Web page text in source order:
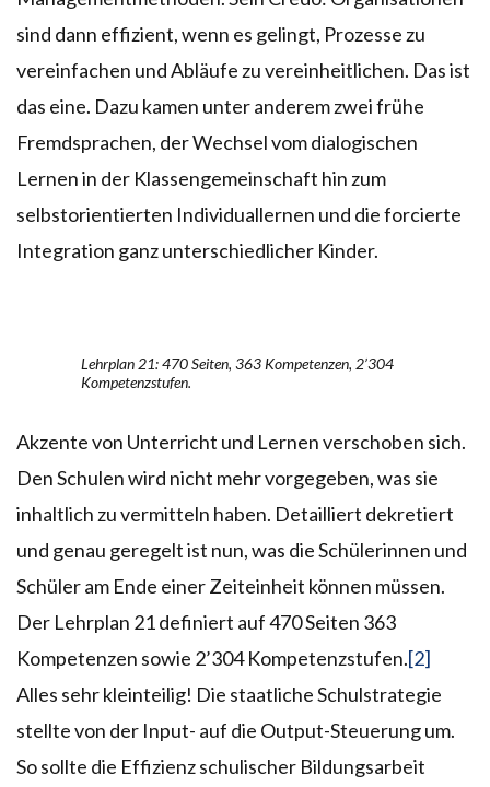
sind dann effizient, wenn es gelingt, Prozesse zu
vereinfachen und Abläufe zu vereinheitlichen. Das ist
das eine. Dazu kamen unter anderem zwei frühe
Fremdsprachen, der Wechsel vom dialogischen
Lernen in der Klassengemeinschaft hin zum
selbstorientierten Individuallernen und die forcierte
Integration ganz unterschiedlicher Kinder.
Lehrplan 21: 470 Seiten, 363 Kompetenzen, 2’304
Kompetenzstufen.
Akzente von Unterricht und Lernen verschoben sich.
Den Schulen wird nicht mehr vorgegeben, was sie
inhaltlich zu vermitteln haben. Detailliert dekretiert
und genau geregelt ist nun, was die Schülerinnen und
Schüler am Ende einer Zeiteinheit können müssen.
Der Lehrplan 21 definiert auf 470 Seiten 363
Kompetenzen sowie 2’304 Kompetenzstufen.[2]
Alles sehr kleinteilig! Die staatliche Schulstrategie
stellte von der Input- auf die Output-Steuerung um.
So sollte die Effizienz schulischer Bildungsarbeit